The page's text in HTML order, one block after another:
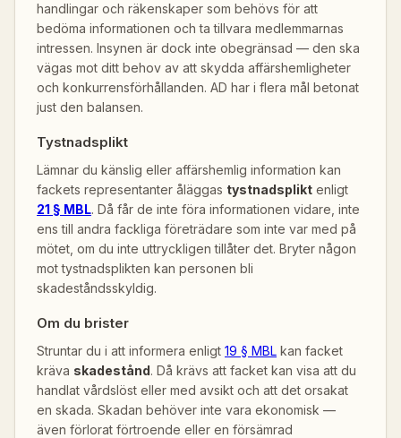
handlingar och räkenskaper som behövs för att
bedöma informationen och ta tillvara medlemmarnas
intressen. Insynen är dock inte obegränsad — den ska
vägas mot ditt behov av att skydda affärshemligheter
och konkurrensförhållanden. AD har i flera mål betonat
just den balansen.
Tystnadsplikt
Lämnar du känslig eller affärshemlig information kan
fackets representanter åläggas tystnadsplikt enligt
21 § MBL. Då får de inte föra informationen vidare, inte
ens till andra fackliga företrädare som inte var med på
mötet, om du inte uttryckligen tillåter det. Bryter någon
mot tystnadsplikten kan personen bli
skadeståndsskyldig.
Om du brister
Struntar du i att informera enligt 19 § MBL kan facket
kräva skadestånd. Då krävs att facket kan visa att du
handlat vårdslöst eller med avsikt och att det orsakat
en skada. Skadan behöver inte vara ekonomisk —
även förlorat förtroende eller en försämrad